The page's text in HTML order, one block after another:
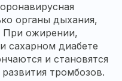
органы дыхания,
При ожирении,
сахарном диабете
и становятся
тромбозов.